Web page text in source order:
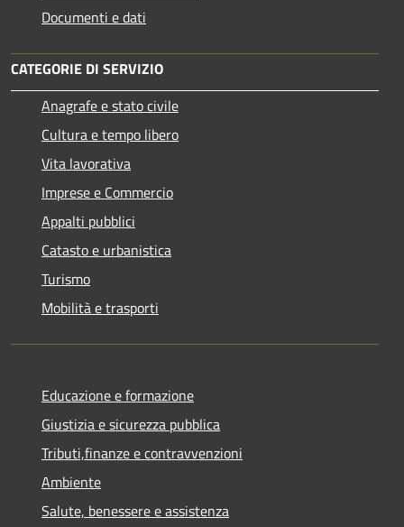
Documenti e dati
CATEGORIE DI SERVIZIO
Anagrafe e stato civile
Cultura e tempo libero
Vita lavorativa
Imprese e Commercio
Appalti pubblici
Catasto e urbanistica
Turismo
Mobilità e trasporti
Educazione e formazione
Giustizia e sicurezza pubblica
Tributi,finanze e contravvenzioni
Ambiente
Salute, benessere e assistenza